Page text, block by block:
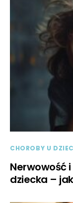
CHOROBY U
Nerwowość
dziecka –